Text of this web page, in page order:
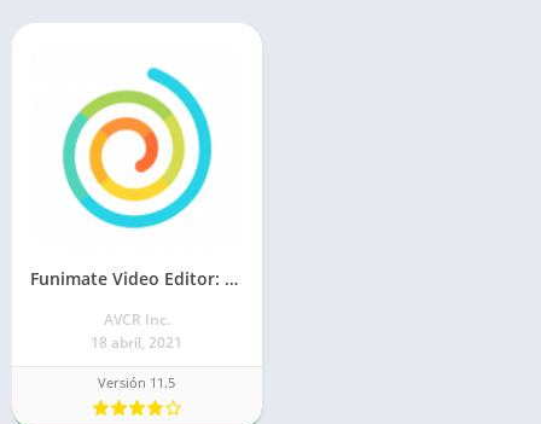
Funimate Video Editor: Music, Transitions, Effects
AVCR Inc.
18 abril, 2021
Versión 11.5